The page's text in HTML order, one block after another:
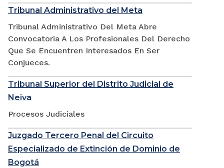
Tribunal Administrativo del Meta
Tribunal Administrativo Del Meta Abre
Convocatoria A Los Profesionales Del Derecho
Que Se Encuentren Interesados En Ser
Conjueces.
Tribunal Superior del Distrito Judicial de
Neiva
Procesos Judiciales
Juzgado Tercero Penal del Circuito
Especializado de Extinción de Dominio de
Bogotá